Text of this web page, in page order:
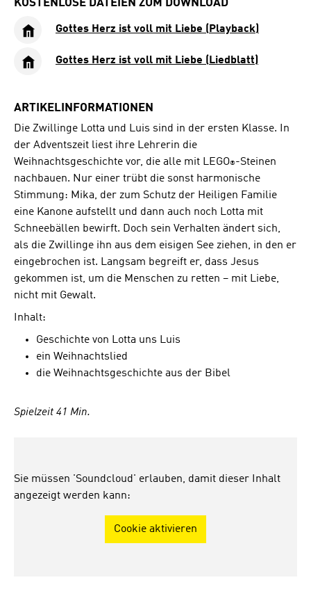
KOSTENLOSE DATEIEN ZUM DOWNLOAD
Gottes Herz ist voll mit Liebe (Playback)
Gottes Herz ist voll mit Liebe (Liedblatt)
ARTIKELINFORMATIONEN
Die Zwillinge Lotta und Luis sind in der ersten Klasse. In
der Adventszeit liest ihre Lehrerin die
Weihnachtsgeschichte vor, die alle mit LEGO®-Steinen
nachbauen. Nur einer trübt die sonst harmonische
Stimmung: Mika, der zum Schutz der Heiligen Familie
eine Kanone aufstellt und dann auch noch Lotta mit
Schneebällen bewirft. Doch sein Verhalten ändert sich,
als die Zwillinge ihn aus dem eisigen See ziehen, in den er
eingebrochen ist. Langsam begreift er, dass Jesus
gekommen ist, um die Menschen zu retten – mit Liebe,
nicht mit Gewalt.
Inhalt:
Geschichte von Lotta uns Luis
ein Weihnachtslied
die Weihnachtsgeschichte aus der Bibel
Spielzeit 41 Min.
Sie müssen 'Soundcloud' erlauben, damit dieser Inhalt
angezeigt werden kann:
Cookie aktivieren